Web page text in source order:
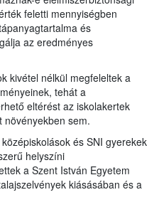
feletti mennyiségben
és
az eredményes
kivétel nélkül megfeleltek a
tehát a
eltérést az iskolakertek
növényekben sem.
és SNI gyerekek
helyszíni
a Szent István Egyetem
kiásásában és a